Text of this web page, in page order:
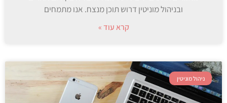
ובניהול מוניטין דרוש תוכן מנצח. אנו מתמחים
קרא עוד »
ניהול מוניטין